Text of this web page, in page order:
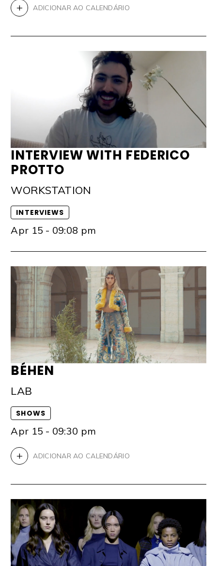
+ ADICIONAR AO CALENDÁRIO
INTERVIEW WITH FEDERICO
PROTTO
WORKSTATION
INTERVIEWS
Apr 15 - 09:08 pm
BÉHEN
LAB
SHOWS
Apr 15 - 09:30 pm
+ ADICIONAR AO CALENDÁRIO